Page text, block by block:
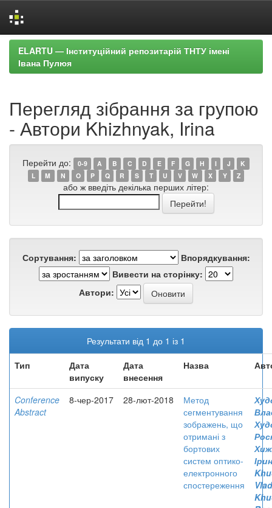
Skip
navigation
ELARTU — Інституційний репозитарій ТНТУ імені
Івана Пулюя
Перегляд зібрання за групою
- Автори Khizhnyak, Irina
Перейти до: 0-9 A B C D E F G H I J
K
L
M N O P Q R S T U V W X Y Z
або ж введіть декілька перших літер:
Сортування:
Впорядкування:
Вивести на сторінку:
Автори:
Результати від 1 до 1 із 1
Тип
Дата
випуску
Дата
внесення
Назва
Conference
Abstract
8-чер-2017 28-лют-2018
Метод
сегментування
зображень, що
отримані з
бортових
систем оптико-
електронного
спостереження